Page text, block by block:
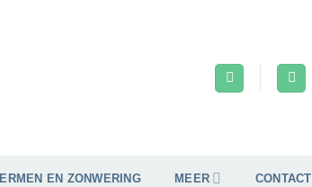
EN ZONWERING MEER CONTACT